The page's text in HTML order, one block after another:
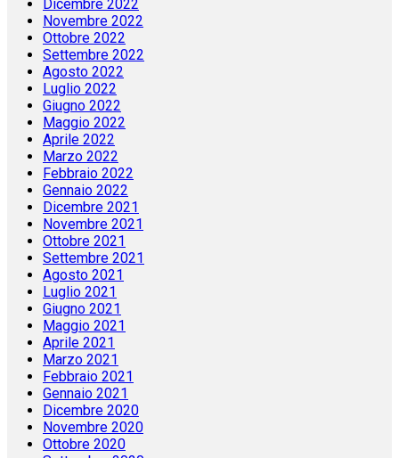
Dicembre 2022
Novembre 2022
Ottobre 2022
Settembre 2022
Agosto 2022
Luglio 2022
Giugno 2022
Maggio 2022
Aprile 2022
Marzo 2022
Febbraio 2022
Gennaio 2022
Dicembre 2021
Novembre 2021
Ottobre 2021
Settembre 2021
Agosto 2021
Luglio 2021
Giugno 2021
Maggio 2021
Aprile 2021
Marzo 2021
Febbraio 2021
Gennaio 2021
Dicembre 2020
Novembre 2020
Ottobre 2020